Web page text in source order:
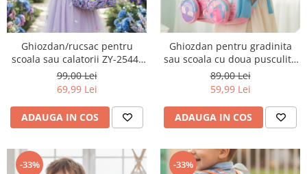
Ghiozdan/rucsac pentru
scoala sau calatorii ZY-2544-
1mov
99,00 Lei
69,99 Lei
ADAUGA IN COS
Ghiozdan pentru gradinita
sau scoala cu doua pusculite
atasate ZY-25127roz
89,00 Lei
59,99 Lei
ADAUGA IN COS
-33% -33%